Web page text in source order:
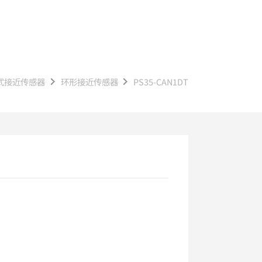
接近传感器 环形接近传感器 PS35-CAN1DT